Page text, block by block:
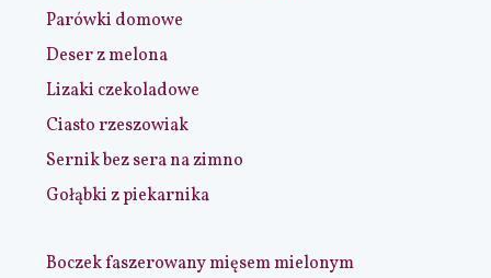
Parówki domowe
Deser z melona
Lizaki czekoladowe
Ciasto rzeszowiak
Sernik bez sera na zimno
Gołąbki z piekarnika
Boczek faszerowany mięsem mielonym